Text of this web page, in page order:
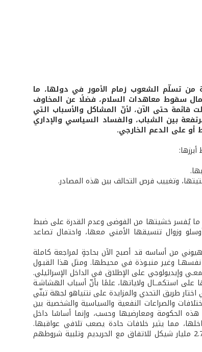
من تسلّم الشعوب زمام الأمور في دولها، ما
سقوط معاهدات السلام، فضلًا عن المخاوف
قائمة حتى الآن، لأنّ المشاكل والأسباب التي
بين الشباب، والفساد السياسي والإداري
أو على الدعم الخارجي.
وتغييب فرص التحالف بين هذه المصادر.
ما يُفسر خشيتها من الفوضى وعدم القدرة على ضبط
وزوال تنسيقها الأمني معها، واحتمال تصاعد
من أساسه قد أصبح الآن بحاجةٍ لمراجعة كاملة
نفسهـا وغير منبـوذة في محيطها. ومثل هذا القبـول
وإيديولوجي على الإطلاق في الداخل الإسرائيلي.
على استكمــال ولاياتها، علمًا بأنّ أسباب الهشاشـة
طريق التحدي والمزايدة على نتنياهو لجهة تبنّي
والصراعات النفعية والسياسية والشخصية بين
هذه الحكومة ومعارضيها وحسب، وإنما أساسًا داخل
مما يثير خلافات حادة يصعب تلافي عواقبها.
ويشهد على ذلك أنّ الاتفاقات الائتلافية تكلّف ما لا يقل عن 6.2 مليار شيكل سنويًا، منها 2.7 مليار شيكل للاتفاق مع الحريديم وتلبية شروطهم